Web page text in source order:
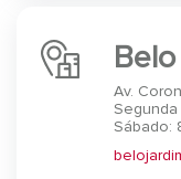
Av.
Segunda
Sábado: